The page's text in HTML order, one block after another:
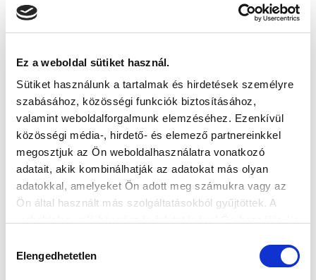
Ez a weboldal sütiket használ.
Sütiket használunk a tartalmak és hirdetések személyre
szabásához, közösségi funkciók biztosításához,
valamint weboldalforgalmunk elemzéséhez. Ezenkívül
közösségi média-, hirdető- és elemező partnereinkkel
megosztjuk az Ön weboldalhasználatra vonatkozó
adatait, akik kombinálhatják az adatokat más olyan
adatokkal, amelyeket Ön adott meg számukra vagy az
Ön által használt más szolgáltatásokból gyűjtöttek. A
kiválasztása
Elengedhetetlen